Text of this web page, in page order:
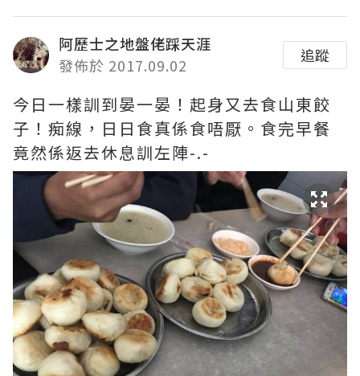
阿歷士之地盤佬踩天涯
發佈於 2017.09.02
追蹤
今日一樣訓到晏一晏！起身又去食山東餃
子！痴線，日日食真係食唔厭。食完早餐
竟然係返去休息訓左陣-.-